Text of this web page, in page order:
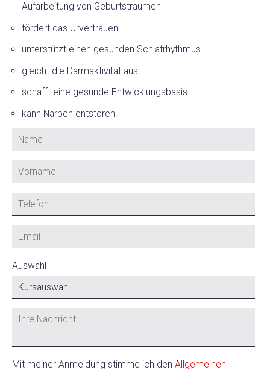
Aufarbeitung von Geburtstraumen
fördert das Urvertrauen
unterstützt einen gesunden Schlafrhythmus
gleicht die Darmaktivität aus
schafft eine gesunde Entwicklungsbasis
kann Narben entstören.
Auswahl
Mit meiner Anmeldung stimme ich den Allgemeinen